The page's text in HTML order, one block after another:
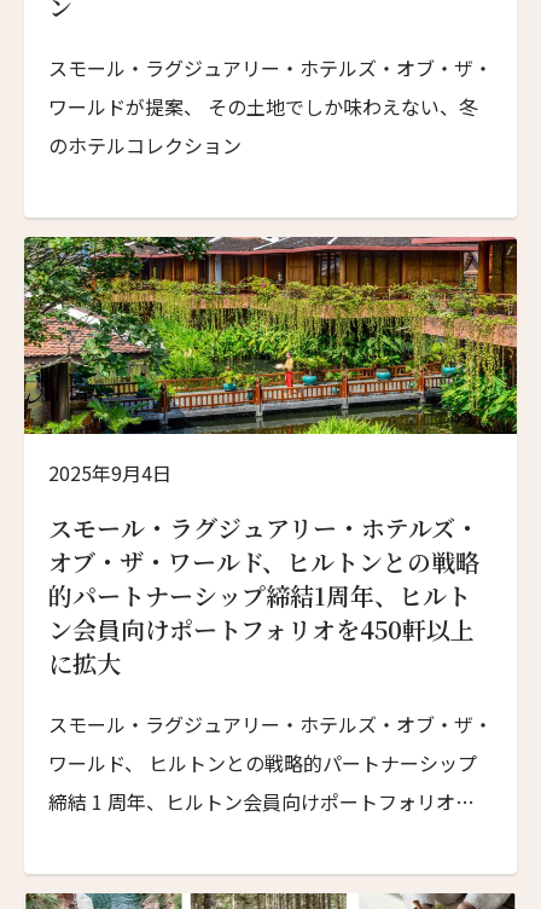
スモール・ラグジュアリー・ホテルズ・オブ・ザ・
ワールドが提案、 その土地でしか味わえない、冬
のホテルコレクション
2025年9月4日
スモール・ラグジュアリー・ホテルズ・
オブ・ザ・ワールド、ヒルトンとの戦略
的パートナーシップ締結1周年、ヒルト
ン会員向けポートフォリオを450軒以上
に拡大
スモール・ラグジュアリー・ホテルズ・オブ・ザ・
ワールド、 ヒルトンとの戦略的パートナーシップ
締結 1 周年、ヒルトン会員向けポートフォリオを
名前 （漢字）
First Last
Eメール*
送信
閉じる